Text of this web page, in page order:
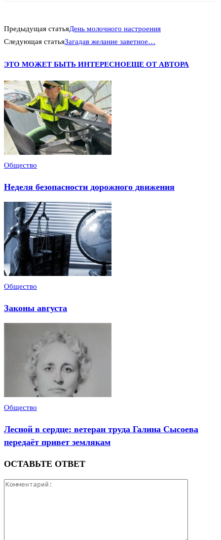
Предыдущая статьяДень молочного настроения
Следующая статьяЗагадав желание заветное…
ЭТО МОЖЕТ БЫТЬ ИНТЕРЕСНОЕЩЕ ОТ АВТОРА
Общество
Неделя безопасности дорожного движения
Общество
Законы августа
Общество
Лесной в сердце: ветеран труда Галина Сысоева
передаёт привет землякам
ОСТАВЬТЕ ОТВЕТ